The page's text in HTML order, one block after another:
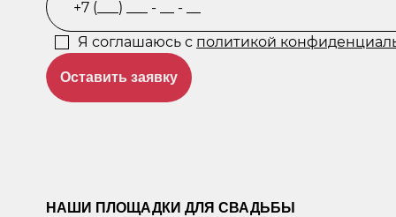
Я соглашаюсь с политикой
Оставить заявку
НАШИ ПЛОЩАДКИ ДЛЯ СВАДЬБЫ